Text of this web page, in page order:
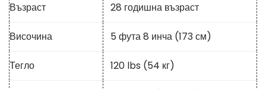
Възраст 28 годишна възраст
Височина 5 фута 8 инча (173 см)
Тегло 120 lbs (54 кг)